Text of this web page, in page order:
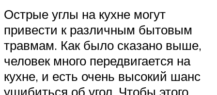
Острые углы на кухне могут
привести к различным бытовым
травмам. Как было сказано выше,
человек много передвигается на
кухне, и есть очень высокий шанс
ушибиться об угол. Чтобы этого